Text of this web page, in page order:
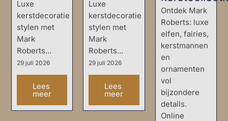
Luxe
kerstdecoratie
stylen met
Mark
Roberts...
29 juli 2026
Lees
meer
Luxe
kerstdecoratie
stylen met
Mark
Roberts...
29 juli 2026
Lees
meer
Ontdek Mark
Roberts: luxe
elfen, fairies,
kerstmannen
en
ornamenten
vol
bijzondere
details.
Online